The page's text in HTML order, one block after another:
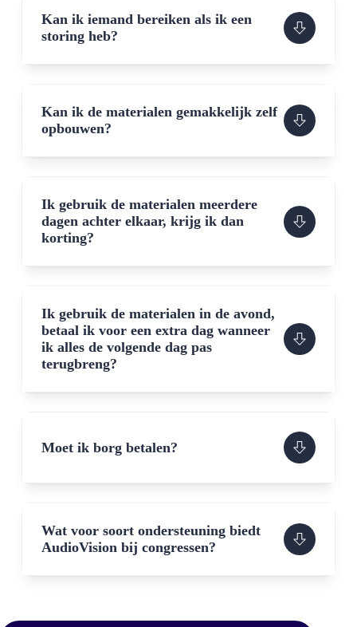
Kan ik iemand bereiken als ik een
storing heb?
Kan ik de materialen gemakkelijk zelf
opbouwen?
Ik gebruik de materialen meerdere
dagen achter elkaar, krijg ik dan
korting?
Ik gebruik de materialen in de avond,
betaal ik voor een extra dag wanneer
ik alles de volgende dag pas
terugbreng?
Moet ik borg betalen?
Wat voor soort ondersteuning biedt
AudioVision bij congressen?